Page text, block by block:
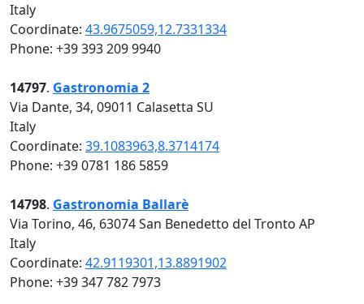
Italy
Coordinate: 43.9675059,12.7331334
Phone: +39 393 209 9940
14797. Gastronomia 2
Via Dante, 34, 09011 Calasetta SU
Italy
Coordinate: 39.1083963,8.3714174
Phone: +39 0781 186 5859
14798. Gastronomia Ballarè
Via Torino, 46, 63074 San Benedetto del Tronto AP
Italy
Coordinate: 42.9119301,13.8891902
Phone: +39 347 782 7973